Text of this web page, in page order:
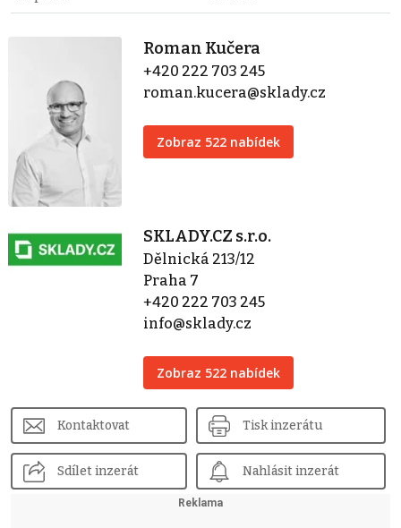
Roman Kučera
+420 222 703 245
roman.kucera@sklady.cz
Zobraz 522 nabídek
SKLADY.CZ s.r.o.
Dělnická 213/12
Praha 7
+420 222 703 245
info@sklady.cz
Zobraz 522 nabídek
Kontaktovat Tisk inzerátu
Sdílet inzerát Nahlásit inzerát